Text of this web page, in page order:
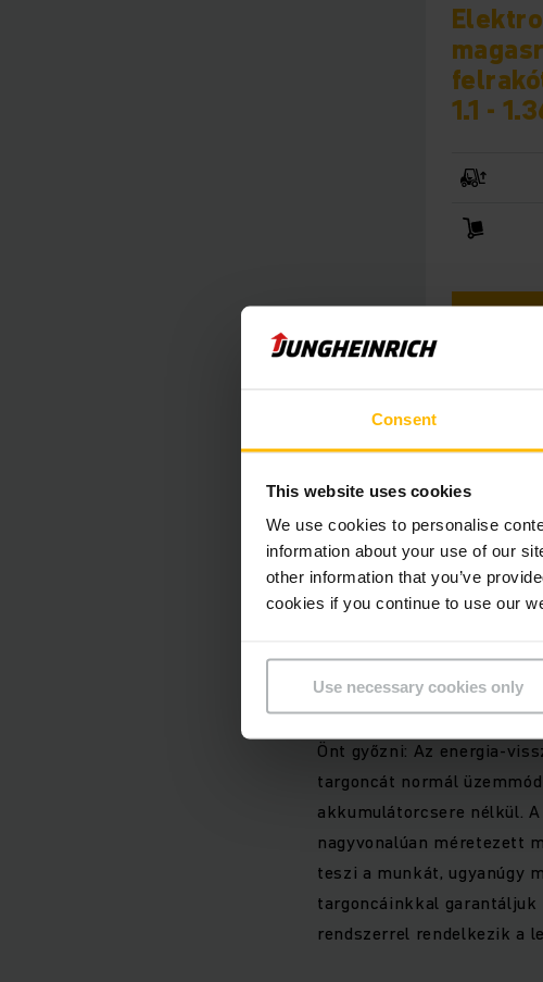
Consent
This website uses cookies
We use cookies to personalise
information about your use of our
other information that you’ve
cookies if you continue to use our
Use necessary cookies only
1.1 -
Magasraktári
maximális
Ha értékeli a nagy
Önt győzni: Az energia-
targoncát normál
akkumulátorcsere nélkül.
nagyvonalúan méretezett
teszi a munkát, ugyanúgy
targoncáinkkal
rendszerrel rendelkezik a